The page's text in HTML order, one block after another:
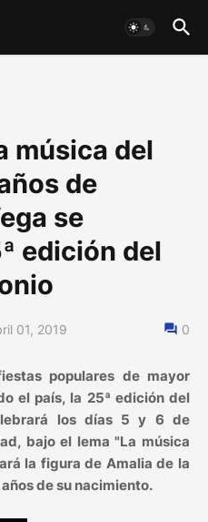
música del
de
se
edición del
01, 2019 0
populares de mayor
el país, la 25ª edición del
los días 5 y 6 de
bajo el lema "La música
la figura de Amalia de la
de su nacimiento.